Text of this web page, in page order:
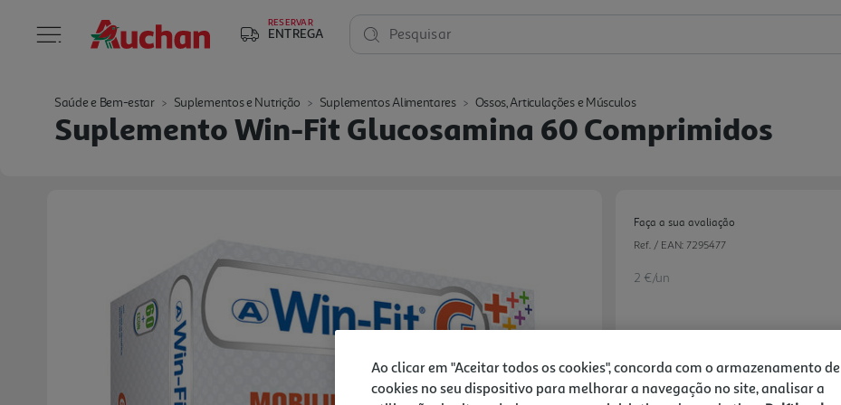
RESERVAR
ENTREGA Pesquisar
Saúde e Bem-estar Suplementos e Nutrição Suplementos Alimentares Ossos, Articulações e Músculos
Suplemento Win-Fit Glucosamina 60 Comprimidos
Faça a sua avaliação
Ref. / EAN: 7295477
2 €/un
40,00 €
Notas de preparação
Ao clicar em "Aceitar todos os cookies", concorda com o armazenamento de
cookies no seu dispositivo para melhorar a navegação no site, analisar a